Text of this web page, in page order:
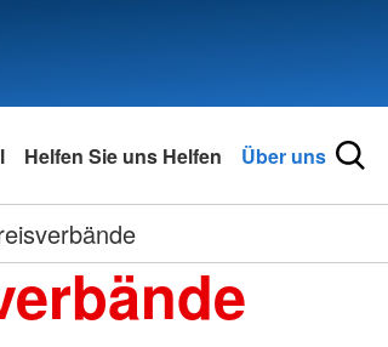
Helfen Sie uns Helfen Über uns